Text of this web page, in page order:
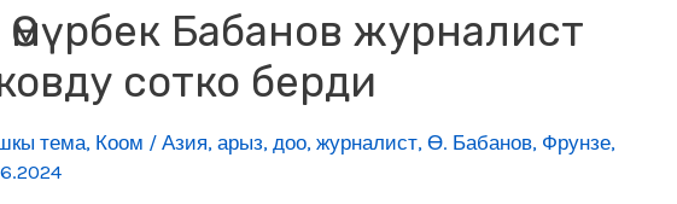
Бабанов журналист
сотко берди
тема, Коом / Азия, арыз, доо, журналист, Ө. Бабанов, Фрунзе,